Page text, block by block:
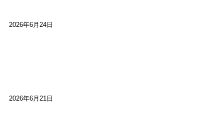
2026年6月24日
2026年6月21日